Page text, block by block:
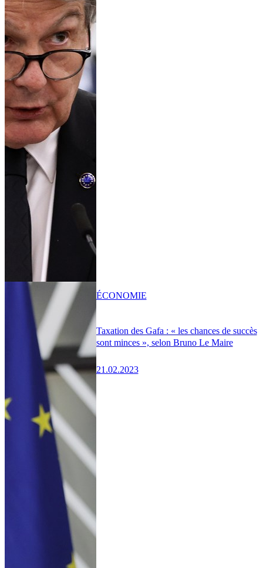
Taxation des Gafa : « les chances de succès
sont minces », selon Bruno Le Maire
21.02.2023
ÉCONOMIE